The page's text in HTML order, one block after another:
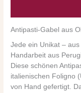
Antipasti-Gabel aus
Jede ein Unikat –
Handarbeit aus
Diese schönen
italienischen Foligno
von Hand gefertigt.